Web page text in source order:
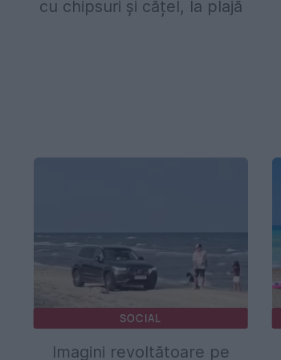
cu chipsuri și cățel, la plajă
SOCIAL
Imagini revoltătoare pe